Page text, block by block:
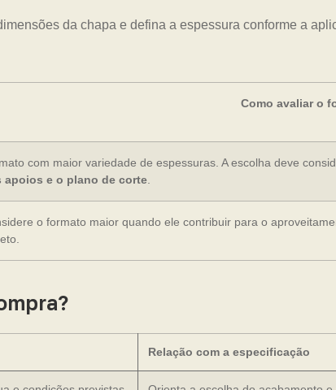
da chapa e defina a espessura conforme a
Como avaliar o
com maior variedade de espessuras. A escolha deve
apoios e o plano de corte
o formato maior quando ele contribuir para o
Relação com a especificação